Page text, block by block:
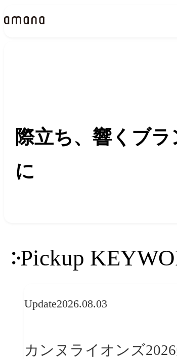
Insights インサイト
際立ち、響くブラ
に
Pickup
Update2026.08.03
カンヌライオンズ